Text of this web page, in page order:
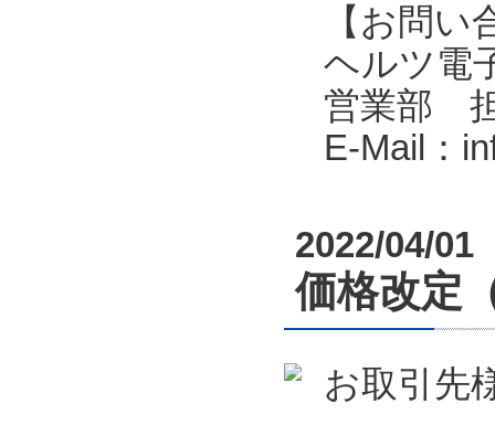
【お問い
ヘルツ電
営業部
E-Mail：
2022/04/01
価格改定
お取引先